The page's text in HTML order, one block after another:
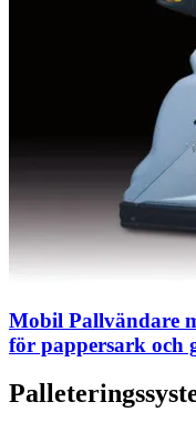
Mobil Pallvändare
för pappersark och